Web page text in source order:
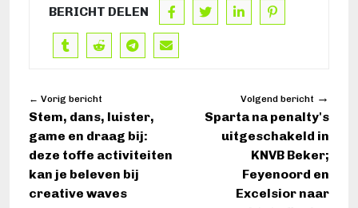
BERICHT DELEN
← Vorig bericht
Stem, dans, luister,
game en draag bij:
deze toffe activiteiten
kan je beleven bij
creative waves
Volgend bericht →
Sparta na penalty's
uitgeschakeld in
KNVB Beker;
Feyenoord en
Excelsior naar